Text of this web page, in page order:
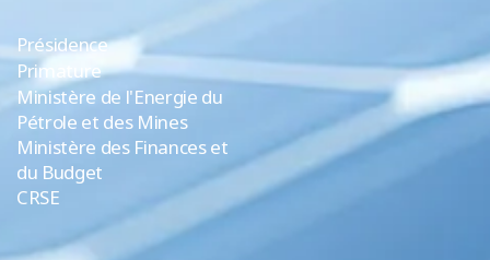
Présidence
Primature
Ministère de l'Energie du
Pétrole et des Mines
Ministère des Finances et
du Budget
CRSE